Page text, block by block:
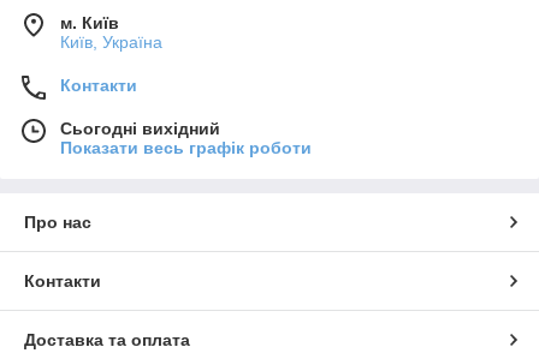
м. Київ
Київ, Україна
Контакти
Сьогодні вихідний
Показати весь графік роботи
Про нас
Контакти
Доставка та оплата